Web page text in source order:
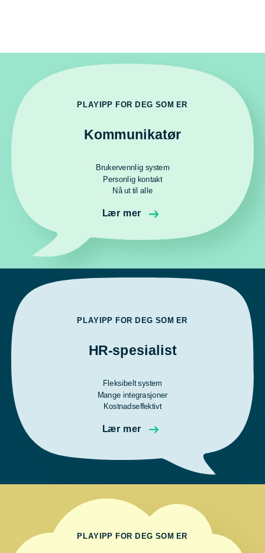
PLAYIPP FOR DEG SOM ER
Kommunikatør
Brukervennlig system
Personlig kontakt
Nå ut til alle
Lær mer
PLAYIPP FOR DEG SOM ER
HR-spesialist
Fleksibelt system
Mange integrasjoner
Kostnadseffektivt
Lær mer
PLAYIPP FOR DEG SOM ER